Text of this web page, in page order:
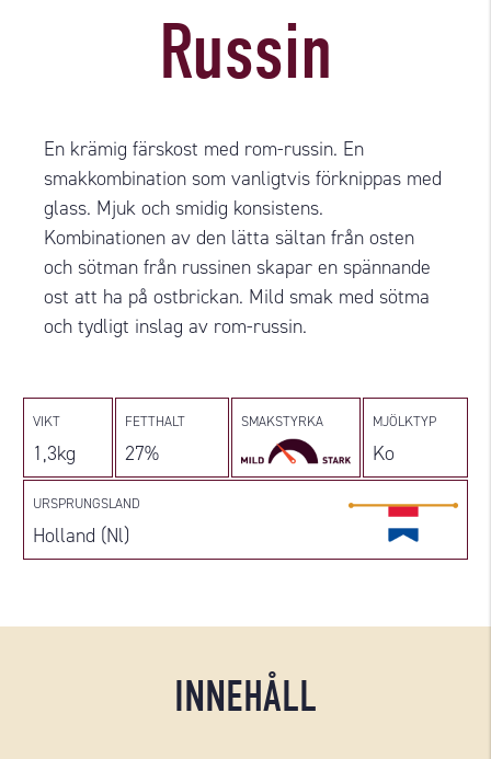
Russin
En krämig färskost med rom-russin. En
smakkombination som vanligtvis förknippas med
glass. Mjuk och smidig konsistens.
Kombinationen av den lätta sältan från osten
och sötman från russinen skapar en spännande
ost att ha på ostbrickan. Mild smak med sötma
och tydligt inslag av rom-russin.
VIKT
1,3kg
FETTHALT
27%
SMAKSTYRKA MJÖLKTYP
Ko
URSPRUNGSLAND
Holland (Nl)
INNEHÅLL